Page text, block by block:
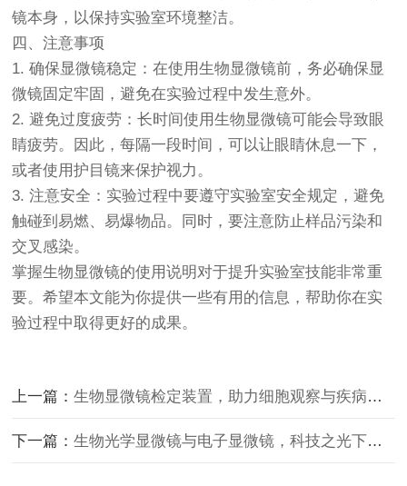
镜本身，以保持实验室环境整洁。
四、注意事项
1. 确保显微镜稳定：在使用生物显微镜前，务必确保显
微镜固定牢固，避免在实验过程中发生意外。
2. 避免过度疲劳：长时间使用生物显微镜可能会导致眼
睛疲劳。因此，每隔一段时间，可以让眼睛休息一下，
或者使用护目镜来保护视力。
3. 注意安全：实验过程中要遵守实验室安全规定，避免
触碰到易燃、易爆物品。同时，要注意防止样品污染和
交叉感染。
掌握生物显微镜的使用说明对于提升实验室技能非常重
要。希望本文能为你提供一些有用的信息，帮助你在实
验过程中取得更好的成果。
上一篇：生物显微镜检定装置，助力细胞观察与疾病诊断
下一篇：生物光学显微镜与电子显微镜，科技之光下的微观世界